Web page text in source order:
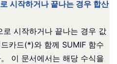
시작하거나 끝나는 경우 합산
로 시작하거나 끝나는 경우 값
카드(*)와 함께 SUMIF 함수
이 문서에서는 해당 수식을